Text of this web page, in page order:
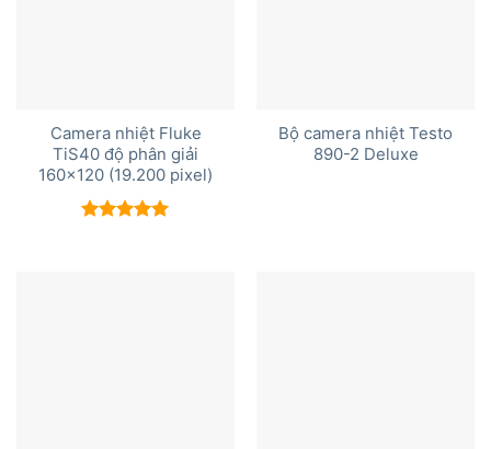
Camera nhiệt Fluke
TiS40 độ phân giải
160×120 (19.200 pixel)
Bộ camera nhiệt Testo
890-2 Deluxe